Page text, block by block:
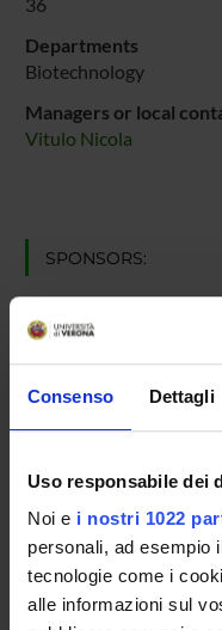
Consenso Dettagli
Uso responsabile dei
Noi e i nostri 1022
personali, ad esempio
tecnologie come i
alle informazioni sul
Departments
Biotechnology
Managers or local
Vitulo Nicola
SPONSORS:
Funds:assigned and
PROJECT
Nicola Vitulo
Associate Professor
RESEARCH AREAS